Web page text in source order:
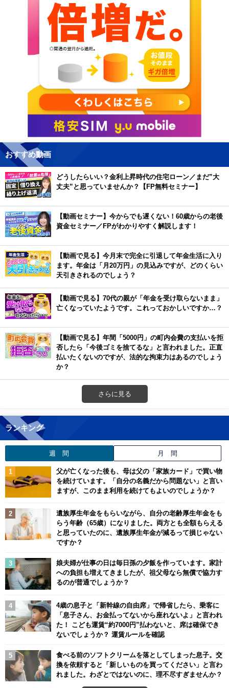
おすすめ動画
どうしたらいい？金利上昇時代の住宅ローン／まだ”大
丈夫”と思っていませんか？【FP無料セミナー】
【動画セミナー】今からでも遅くない！60歳からの老後
資金セミナー／FPがわかりやすく解説します！
【動画で見る】今月末で完全に引退して年金生活に入り
ます。年金は「月20万円」の見込みですが、どのくらい
天引きされるのでしょう？
【動画で見る】70代の親が「年金を受け取らないまま」
亡くなっていたようです。これっておかしいですか…？
【動画で見る】年間「5000円」の町内会費の支払いを拒
否したら「今後ゴミを捨てるな」と言われました。正直
払いたくないのですが、法的な拘束力はあるのでしょう
か？
さらに見る
ランキング
週 間 月 間
父が亡くなった後も、母は父の「家族カード」で買い物
を続けています。「自分の名義だから問題ない」と言い
ますが、このまま利用を続けてもよいのでしょうか？
遺族厚生年金をもらいながら、自分の老齢厚生年金をも
らう年齢（65歳）になりました。両方とも全額もらえる
と思っていたのに、遺族厚生年金が減るって損じゃない
ですか？
娘夫婦が仕事の日は毎日孫の夕飯を作っています。家計
への負担も増えてきましたが、祖父母なら無償で協力す
るのが普通でしょうか？
4歳の息子と「新幹線の自由席」で帰省したら、乗客に
「息子さん、お金払ってないから座れないよ」と言われ
た！ こども運賃“約7000円”払わないと、席は確保でき
ないでしょうか？ 運賃ルールを確認
食べる前のソフトクリームを落としてしまった息子。交
換を依頼すると「新しいものを買ってください」と言わ
れました。わざとではないのに、理不尽すぎませんか？